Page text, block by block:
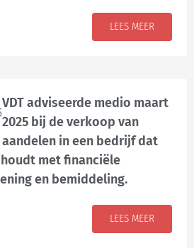
LEES MEER
VDT adviseerde medio maart
2025 bij de verkoop van
aandelen in een bedrijf dat
met financiële
en bemiddeling.
LEES MEER